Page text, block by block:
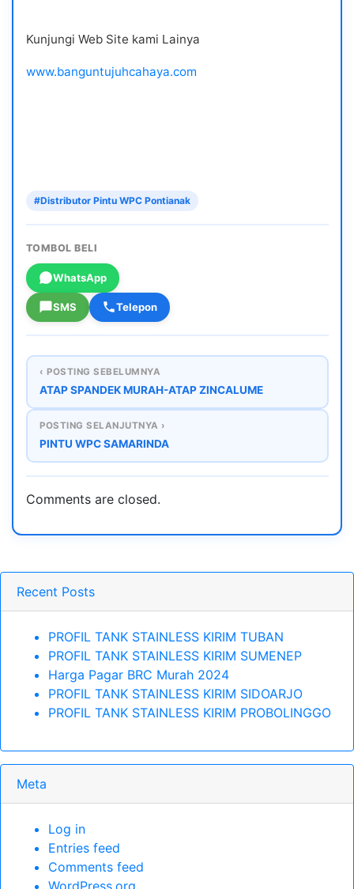
Kunjungi Web Site kami Lainya
www.banguntujuhcahaya.com
#Distributor Pintu WPC Pontianak
TOMBOL BELI
WhatsApp
SMS Telepon
‹ POSTING SEBELUMNYA
ATAP SPANDEK MURAH-ATAP ZINCALUME
POSTING SELANJUTNYA ›
PINTU WPC SAMARINDA
Comments are closed.
Recent Posts
PROFIL TANK STAINLESS KIRIM TUBAN
PROFIL TANK STAINLESS KIRIM SUMENEP
Harga Pagar BRC Murah 2024
PROFIL TANK STAINLESS KIRIM SIDOARJO
PROFIL TANK STAINLESS KIRIM PROBOLINGGO
Meta
Log in
Entries feed
Comments feed